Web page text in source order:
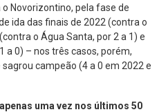
o Novorizontino, pela fase de
ida das finais de 2022 (contra o
o Água Santa, por 2 a 1) e
a 0) – nos três casos, porém,
campeão (4 a 0 em 2022 e
uma vez nos últimos 50